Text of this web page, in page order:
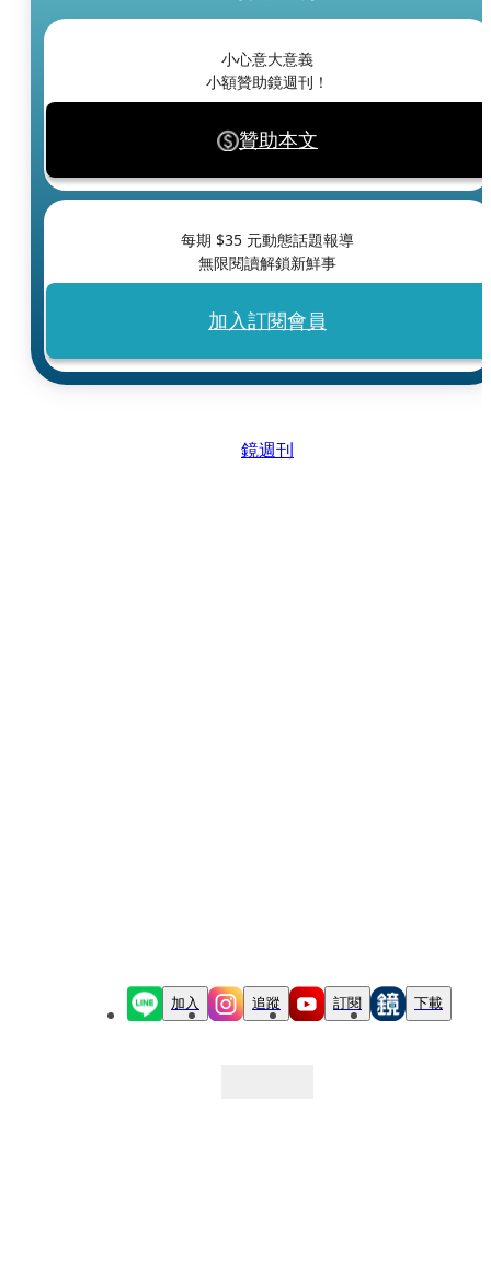
小心意大意義
小額贊助鏡週刊！
贊助本文
每期 $35 元動態話題報導
無限閱讀解鎖新鮮事
加入訂閱會員
鏡週刊
加入 追蹤 訂閱 下載